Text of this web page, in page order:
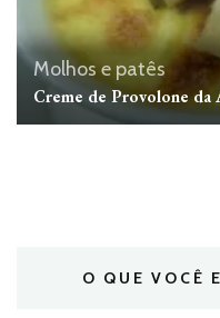
Molhos e patês
Creme de Provolone da
O QUE VOCÊ